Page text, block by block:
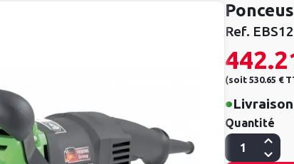
Ref.
(soit 530.65 €
•
Quantité